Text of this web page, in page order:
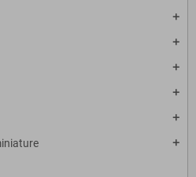
add
add
add
add
add
add